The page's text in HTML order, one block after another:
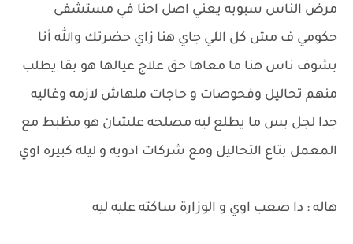
مرض الناس سبوبه يعني اصل احنا في مستشفى
حكومي ف مش كل اللي جاي هنا زاي حضرتك والله أنا
بشوف ناس هنا ما معاها حق علاج عيالها هو بقا يطلب
منهم تحاليل وفحوصات و حاجات ملهاش لازمه وغاليه
جدا لجل بس ما يطلع ليه مصلحه علشان هو مظبط مع
المعمل بتاع التحاليل ومع شركات ادويه و ليله كبيره اوي
هاله : دا صعب اوي و الوزارة ساكته عليه ليه